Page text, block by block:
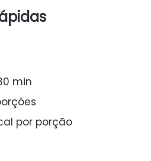
min
por porção